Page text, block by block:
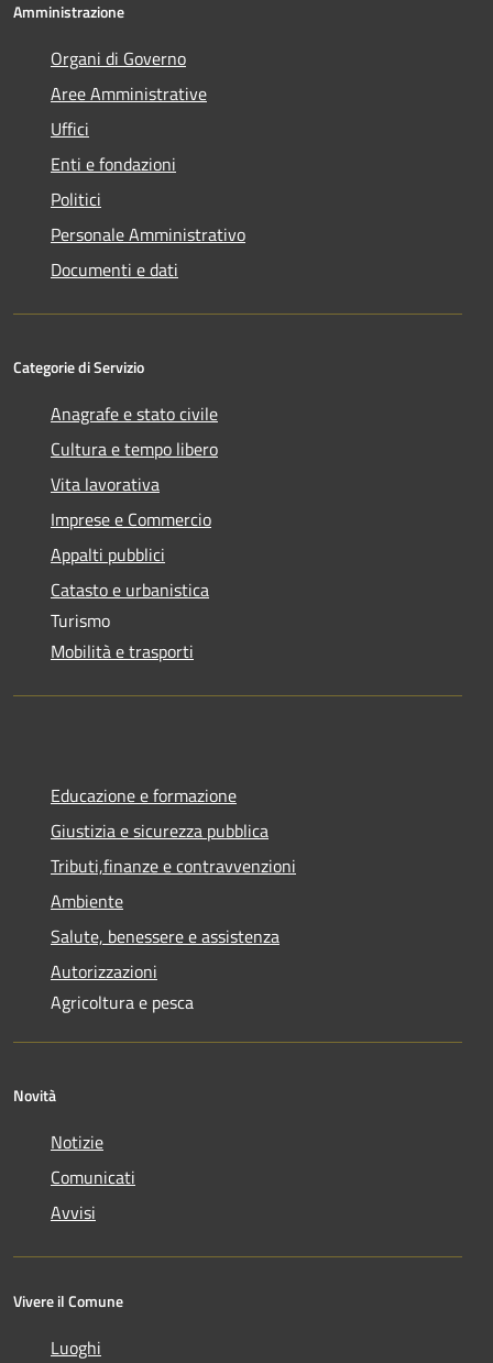
Amministrazione
Organi di Governo
Aree Amministrative
Uffici
Enti e fondazioni
Politici
Personale Amministrativo
Documenti e dati
Categorie di Servizio
Anagrafe e stato civile
Cultura e tempo libero
Vita lavorativa
Imprese e Commercio
Appalti pubblici
Catasto e urbanistica
Turismo
Mobilità e trasporti
Educazione e formazione
Giustizia e sicurezza pubblica
Tributi,finanze e contravvenzioni
Ambiente
Salute, benessere e assistenza
Autorizzazioni
Agricoltura e pesca
Novità
Notizie
Comunicati
Avvisi
Vivere il Comune
Luoghi